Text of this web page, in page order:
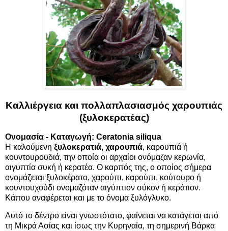
Καλλιέργεια και πολλαπλασιασμός χαρουπιάς
(ξυλοκερατέας)
Ονομασία - Καταγωγή: Ceratonia siliqua
Η καλούμενη ξυλοκερατιά, χαρουπιά, καρουπιά ή
κουντουρουδιά, την οποία οι αρχαίοι ονόμαζαν κερωνία,
αιγυπτία συκή ή κερατέα. Ο καρπός της, ο οποίος σήμερα
ονομάζεται ξυλοκέρατο, χαρούπι, καρούπι, κούτουρο ή
κουντουχούδι ονομαζόταν αιγύπτιον σύκον ή κεράτιον.
Κάπου αναφέρεται και με το όνομα ξυλόγλυκο.
Αυτό το δέντρο είναι γνωστότατο, φαίνεται να κατάγεται από
τη Μικρά Ασίας και ίσως την Κυρηναία, τη σημερινή Βάρκα